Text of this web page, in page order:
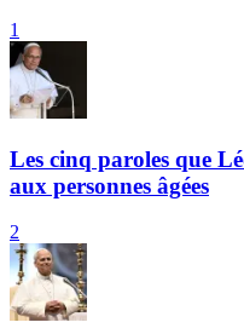
1
Les cinq paroles que
aux personnes âgées
2